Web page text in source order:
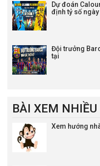
Dự đoán
định tỷ số
Đội trưởng
tại
BÀI XEM NHIỀU
Xem hướng